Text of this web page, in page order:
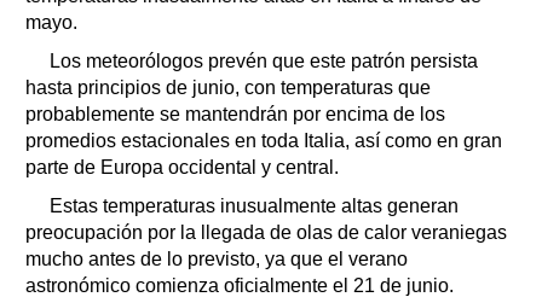
mayo.
Los meteorólogos prevén que este patrón persista
hasta principios de junio, con temperaturas que
probablemente se mantendrán por encima de los
promedios estacionales en toda Italia, así como en gran
parte de Europa occidental y central.
Estas temperaturas inusualmente altas generan
preocupación por la llegada de olas de calor veraniegas
mucho antes de lo previsto, ya que el verano
astronómico comienza oficialmente el 21 de junio.